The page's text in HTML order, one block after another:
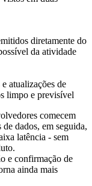
diretamente do
da atividade
atualizações de
limpo e previsível
comecem
dados, em seguida,
latência - sem
e confirmação de
ainda mais